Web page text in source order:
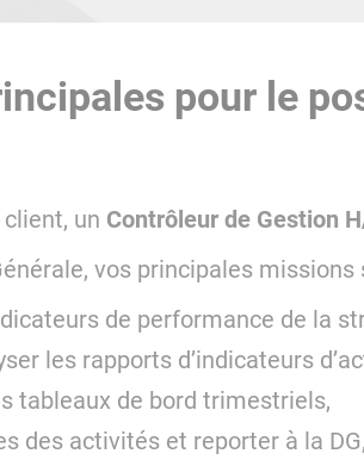
pour le
un Contrôleur de Gestion
vos principales missions
de performance de la
les rapports d’indicateurs
tableaux de bord trimestriels,
des activités et reporter à la DG,